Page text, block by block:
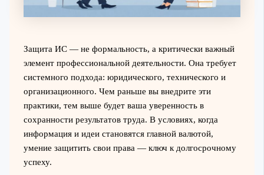
Защита ИС — не формальность, а критически важный
элемент профессиональной деятельности. Она требует
системного подхода: юридического, технического и
организационного. Чем раньше вы внедрите эти
практики, тем выше будет ваша уверенность в
сохранности результатов труда. В условиях, когда
информация и идеи становятся главной валютой,
умение защитить свои права — ключ к долгосрочному
успеху.